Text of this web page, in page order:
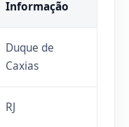
Informação
Duque de
Caxias
RJ